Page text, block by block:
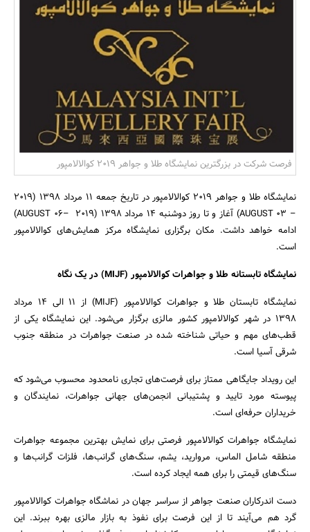
بانک، بیمه و سرمایه
مسکن و ساختمان
فرصت شرکت در بزرگترین نمایشگاه طلا و جواهر 2019 کوالالامپور
نمایشگاه طلا و جواهر 2019 کوالالامپور در تاریخ جمعه 11 مرداد 1398 (2019
– 03 AUGUST) آغاز و تا روز دوشنبه 14 مرداد 1398 (2019 –06 AUGUST)
ادامه خواهد داشت. مکان برگزاری نمایشگاه مرکز همایش‌های کوالالامپور
است.
نمایشگاه تابستانه طلا و جواهرات کوالالامپور (MIJF) در یک نگاه
نمایشگاه تابستان طلا و جواهرات کوالالامپور (MIJF) از 11 الی 14 مرداد
1398 در شهر کوالالامپور کشور مالزی برگزار می‌شود. این نمایشگاه یکی از
قطب‌های مهم و حیاتی شناخته شده در صنعت جواهرات در منطقه جنوب
شرقی آسیا است.
این رویداد جایگاهی ممتاز برای فرصت‌های تجاری نامحدود محسوب می‌شود که
پیوسته مورد تایید و پشتیبانی انجمن‌های جهانی جواهرات، نمایندگان و
خریداران حرفه‌ای است.
نمایشگاه جواهرات کوالالامپور فرصتی برای نمایش بهترین مجموعه جواهرات
منطقه شامل الماس، مروارید، یشم، سنگ‌های گرانب‌ها، فلزات گرانب‌ها و
سنگ‌های قیمتی را برای همه ایجاد کرده است.
دست اندرکاران صنعت جواهر از سراسر جهان در نماشگاه جواهرات کوالالامپور
گرد هم می‌آیند تا از این فرصت برای نفوذ به بازار مالزی بهره ببرند. این